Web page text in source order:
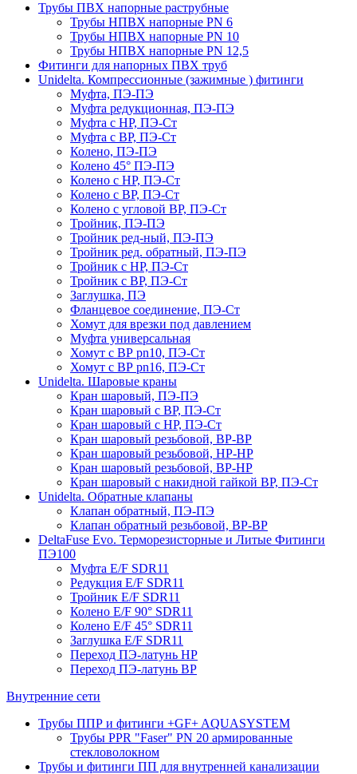
Трубы ПВХ напорные раструбные
Трубы НПВХ напорные PN 6
Трубы НПВХ напорные PN 10
Трубы НПВХ напорные PN 12,5
Фитинги для напорных ПВХ труб
Unidelta. Компрессионные (зажимные ) фитинги
Муфта, ПЭ-ПЭ
Муфта редукционная, ПЭ-ПЭ
Муфта с НР, ПЭ-Ст
Муфта с ВР, ПЭ-Ст
Колено, ПЭ-ПЭ
Колено 45° ПЭ-ПЭ
Колено с НР, ПЭ-Ст
Колено с ВР, ПЭ-Ст
Колено с угловой ВР, ПЭ-Ст
Тройник, ПЭ-ПЭ
Тройник ред-ный, ПЭ-ПЭ
Тройник ред. обратный, ПЭ-ПЭ
Тройник с НР, ПЭ-Ст
Тройник с ВР, ПЭ-Ст
Заглушка, ПЭ
Фланцевое соединение, ПЭ-Ст
Хомут для врезки под давлением
Муфта универсальная
Хомут с ВР pn10, ПЭ-Ст
Хомут с ВР pn16, ПЭ-Ст
Unidelta. Шаровые краны
Кран шаровый, ПЭ-ПЭ
Кран шаровый с ВР, ПЭ-Ст
Кран шаровый с НР, ПЭ-Ст
Кран шаровый резьбовой, ВР-ВР
Кран шаровый резьбовой, НР-НР
Кран шаровый резьбовой, ВР-НР
Кран шаровый с накидной гайкой ВР, ПЭ-Ст
Unidelta. Обратные клапаны
Клапан обратный, ПЭ-ПЭ
Клапан обратный резьбовой, ВР-ВР
DeltaFuse Evo. Терморезисторные и Литые Фитинги
ПЭ100
Муфта E/F SDR11
Редукция E/F SDR11
Тройник E/F SDR11
Колено E/F 90° SDR11
Колено E/F 45° SDR11
Заглушка E/F SDR11
Переход ПЭ-латунь НР
Переход ПЭ-латунь ВР
Внутренние сети
Трубы ППР и фитинги +GF+ AQUASYSTEM
Трубы PPR "Faser" PN 20 армированные
стекловолокном
Трубы и фитинги ПП для внутренней канализации